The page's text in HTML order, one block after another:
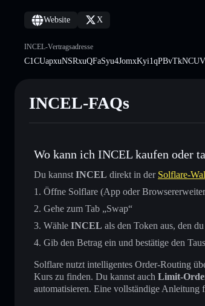
Website X
INCEL-Vertragsadresse
INCEL-FAQs
Wo kann ich INCEL kaufen oder
Du kannst INCEL direkt in der Solflare-
Öffne Solflare (App oder
Gehe zum Tab „Swap“
Wähle INCEL als den Token aus, den
Gib den Betrag ein und bestätige den
Solflare nutzt intelligentes Order-Routing
Kurs zu finden. Du kannst auch Limit-
automatisieren. Eine vollständige Anleitung